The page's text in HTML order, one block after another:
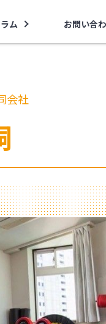
ム お問い合
会社